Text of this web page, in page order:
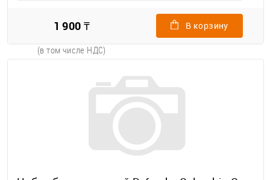
1 900 ₸
(в том числе НДС)
В корзину